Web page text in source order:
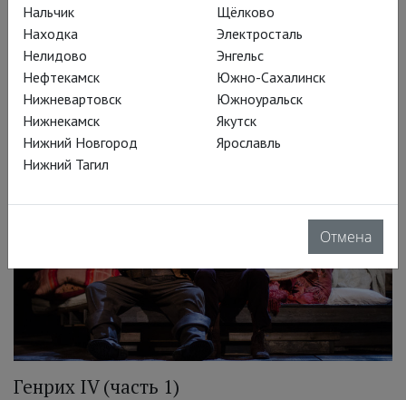
Сэр Энтони Шер умер от рака в своем доме в Стратфорде-
на-Эйвоне 2 декабря 2021 года в возрасте 72 лет.
Постановки
Генрих IV (часть 1)
Нальчик
Находка
Нелидово
Нефтекамск
Нижневартовск
Нижнекамск
Нижний Новгород
Нижний Тагил
Щёлково
Электросталь
Энгельс
Южно-Сахалинск
Южноуральск
Якутск
Ярославль
Отмена